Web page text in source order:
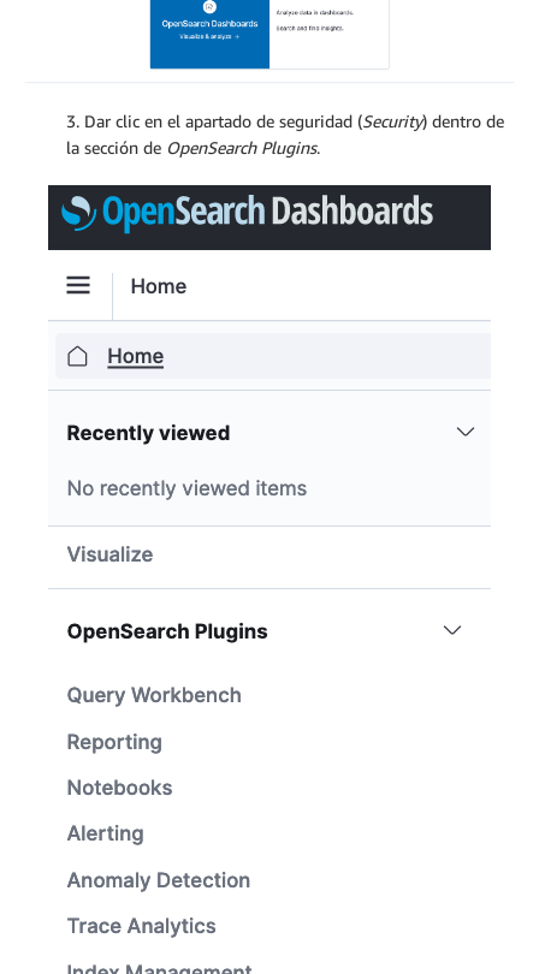
3. Dar clic en el apartado de seguridad (Security) dentro de
la sección de OpenSearch Plugins.